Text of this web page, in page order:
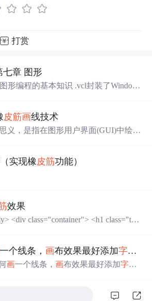
打赏
七章 图形
形编程的基本知识 .vcl封装了Windows
到： The TCanvas object 在
screen 在屏幕上画形状 Working with col
皮筋画线技术
义，是指在图形用户界面(GUI)中绘制
常见于绘图和设计类软件中。GDI+
并增加了对TrueType
时提高了性能和易用性。
实现橡皮筋功能）
效果
一个线条， 画布效果最好添加字体
画一个线条， 画布效果最好添加字体